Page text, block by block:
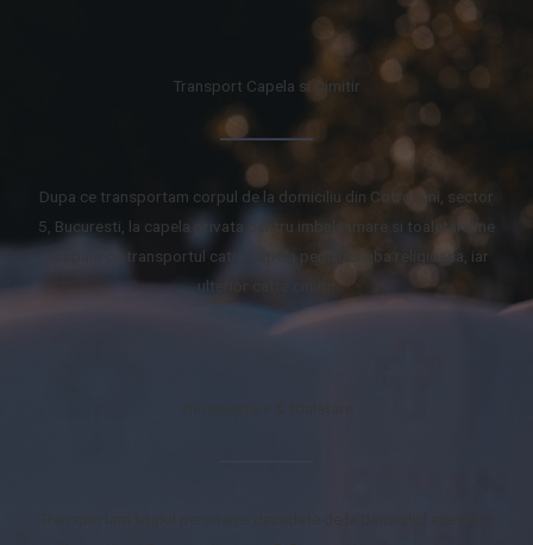
Transport Capela si Cimitir
Dupa ce transportam corpul de la domiciliu din Cotroceni, sector
5, Bucuresti, la capela privata pentru imbalsamare si toaletare, ne
ocupam cu transportul catre capela pentru slujba religioasa, iar
ulterior catre cimitir